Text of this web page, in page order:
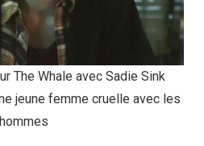
The Whale avec Sadie Sink
jeune femme cruelle avec les
hommes